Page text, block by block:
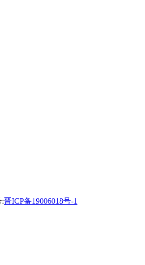
:晋ICP备19006018号-1